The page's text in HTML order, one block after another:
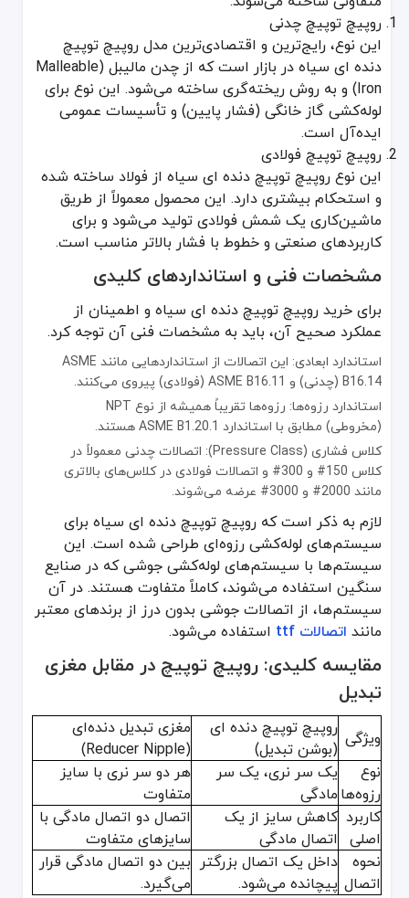
فرآیند خرید و فروش روپیچ توپیچ دنده ای سیاه نیازمند توجه به
تعیین سایز دقیق (روپیچ به توپیچ): سایز هر دو سر اتصال را به دقت مشخص کنید (مثلاً "۱ به ۳/۴ اینچ"). سایز بزرگتر همیشه مربوط به رزوه خارجی (روپیچ) و
انتخاب متریال مناسب (چدنی یا فولادی): برای لوله‌کشی آب و گاز
بازرسی کیفیت رزوه‌ها (داخلی و خارجی): رزوه‌ها باید تمیز، کامل،
بررسی بدنه و آچارخور: بدنه اتصال نباید دارای ترک یا عیوب
خرید از منابع معتبر: برای اطمینان از کیفیت متریال و رعایت
روپیچ توپیچ دنده ای سیاه، که در ادبیات فنی با نام بوشن تبدیل
روپیچ توپیچ چدنی
این نوع، رایج‌ترین و اقتصادی‌ترین مدل روپیچ توپیچ
دنده ای سیاه در بازار است که از چدن مالیبل (Malleable
Iron) و به روش ریخته‌گری ساخته می‌شود. این نوع برای
لوله‌کشی گاز خانگی (فشار پایین) و تأسیسات عمومی
ایده‌آل است.
روپیچ توپیچ فولادی
این نوع روپیچ توپیچ دنده ای سیاه از فولاد ساخته شده
و استحکام بیشتری دارد. این محصول معمولاً از طریق
ماشین‌کاری یک شمش فولادی تولید می‌شود و برای
کاربردهای صنعتی و خطوط با فشار بالاتر مناسب است.
مشخصات فنی و استانداردهای کلیدی
برای خرید روپیچ توپیچ دنده ای سیاه و اطمینان از
عملکرد صحیح آن، باید به مشخصات فنی آن توجه کرد.
استاندارد ابعادی: این اتصالات از استانداردهایی مانند ASME
B16.14 (چدنی) و ASME B16.11 (فولادی) پیروی می‌کنند.
استاندارد رزوه‌ها: رزوه‌ها تقریباً همیشه از نوع NPT
(مخروطی) مطابق با استاندارد ASME B1.20.1 هستند.
کلاس فشاری (Pressure Class): اتصالات چدنی معمولاً در
کلاس 150# و 300# و اتصالات فولادی در کلاس‌های بالاتری
مانند 2000# و 3000# عرضه می‌شوند.
لازم به ذکر است که روپیچ توپیچ دنده ای سیاه برای
سیستم‌های لوله‌کشی رزوه‌ای طراحی شده‌ است. این
سیستم‌ها با سیستم‌های لوله‌کشی جوشی که در صنایع
سنگین استفاده می‌شوند، کاملاً متفاوت هستند. در آن
سیستم‌ها، از اتصالات جوشی بدون درز از برندهای معتبر
مانند اتصالات ttf استفاده می‌شود.
مقایسه کلیدی: روپیچ توپیچ در مقابل مغزی
تبدیل
ویژگی روپیچ توپیچ دنده ای
(بوشن تبدیل)
مغزی تبدیل دنده‌ای
(Reducer Nipple)
نوع
رزوه‌ها
یک سر نری، یک سر
مادگی
هر دو سر نری با سایز
متفاوت
کاربرد
اصلی
کاهش سایز از یک
اتصال مادگی
اتصال دو اتصال مادگی با
سایزهای متفاوت
نحوه
اتصال
داخل یک اتصال بزرگتر
پیچانده می‌شود.
بین دو اتصال مادگی قرار
می‌گیرد.